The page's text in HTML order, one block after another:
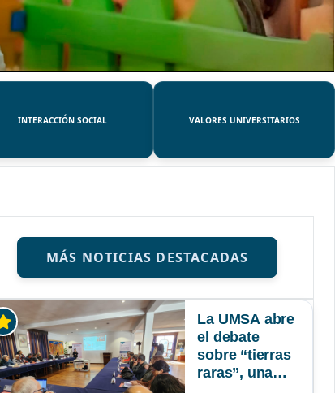
INTERACCIÓN SOCIAL VALORES UNIVERSITARIOS
MÁS NOTICIAS DESTACADAS
La UMSA abre
el debate
sobre “tierras
raras”, una